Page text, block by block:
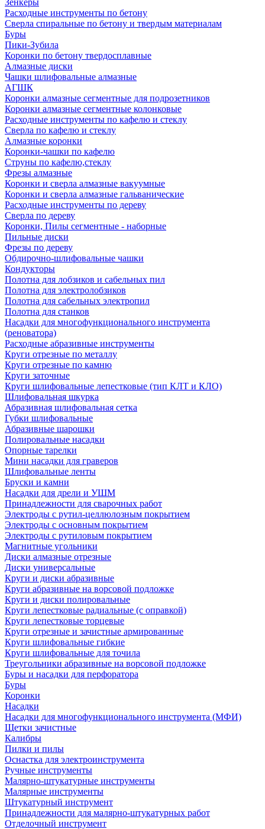
Зенкеры
Расходные инструменты по бетону
Сверла спиральные по бетону и твердым материалам
Буры
Пики-Зубила
Коронки по бетону твердосплавные
Алмазные диски
Чашки шлифовальные алмазные
АГШК
Коронки алмазные сегментные для подрозетников
Коронки алмазные сегментные колонковые
Расходные инструменты по кафелю и стеклу
Сверла по кафелю и стеклу
Алмазные коронки
Коронки-чашки по кафелю
Струны по кафелю,стеклу
Фрезы алмазные
Коронки и сверла алмазные вакуумные
Коронки и сверла алмазные гальванические
Расходные инструменты по дереву
Сверла по дереву
Коронки, Пилы сегментные - наборные
Пильные диски
Фрезы по дереву
Обдирочно-шлифовальные чашки
Кондукторы
Полотна для лобзиков и сабельных пил
Полотна для электролобзиков
Полотна для сабельных электропил
Полотна для станков
Насадки для многофункционального инструмента
(реноватора)
Расходные абразивные инструменты
Круги отрезные по металлу
Круги отрезные по камню
Круги заточные
Круги шлифовальные лепестковые (тип КЛТ и КЛО)
Шлифовальная шкурка
Абразивная шлифовальная сетка
Губки шлифовальные
Абразивные шарошки
Полировальные насадки
Опорные тарелки
Мини насадки для граверов
Шлифовальные ленты
Бруски и камни
Насадки для дрели и УШМ
Принадлежности для сварочных работ
Электроды с рутил-целлюлозным покрытием
Электроды с основным покрытием
Электроды с рутиловым покрытием
Магнитные угольники
Диски алмазные отрезные
Диски универсальные
Круги и диски абразивные
Круги абразивные на ворсовой подложке
Круги и диски полировальные
Круги лепестковые радиальные (с оправкой)
Круги лепестковые торцевые
Круги отрезные и зачистные армированные
Круги шлифовальные гибкие
Круги шлифовальные для точила
Треугольники абразивные на ворсовой подложке
Буры и насадки для перфоратора
Буры
Коронки
Насадки
Насадки для многофункционального инструмента (МФИ)
Щетки зачистные
Калибры
Пилки и пилы
Оснастка для электроинструмента
Ручные инструменты
Малярно-штукатурные инструменты
Малярные инструменты
Штукатурный инструмент
Принадлежности для малярно-штукатурных работ
Отделочный инструмент